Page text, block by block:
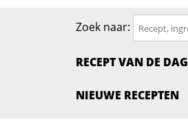
Zoek naar:
RECEPT VAN DE DAG
NIEUWE RECEPTEN